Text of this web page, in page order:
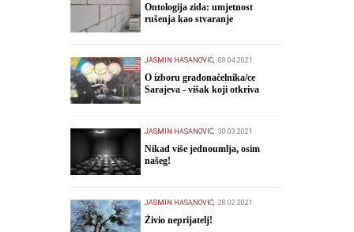
Ontologija zida: umjetnost
rušenja kao stvaranje
JASMIN HASANOVIĆ, 08.04.2021
O izboru gradonačelnika/ce
Sarajeva - višak koji otkriva
JASMIN HASANOVIĆ, 30.03.2021
Nikad više jednoumlja, osim
našeg!
JASMIN HASANOVIĆ, 28.02.2021
Živio neprijatelj!